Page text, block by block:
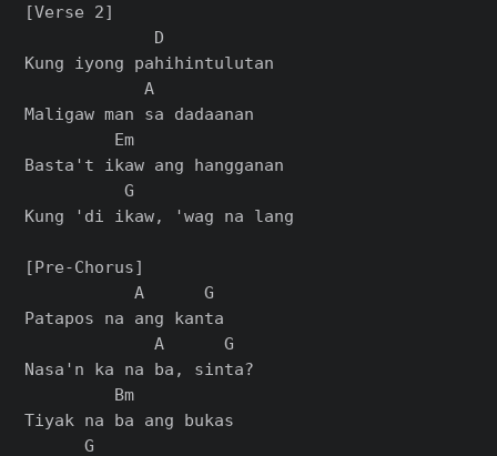
[Verse 2]
             D
Kung iyong pahihintulutan
            A
Maligaw man sa dadaanan
         Em
Basta't ikaw ang hangganan
          G
Kung 'di ikaw, 'wag na lang
[Pre-Chorus]
           A      G
Patapos na ang kanta
             A      G
Nasa'n ka na ba, sinta?
         Bm
Tiyak na ba ang bukas
      G